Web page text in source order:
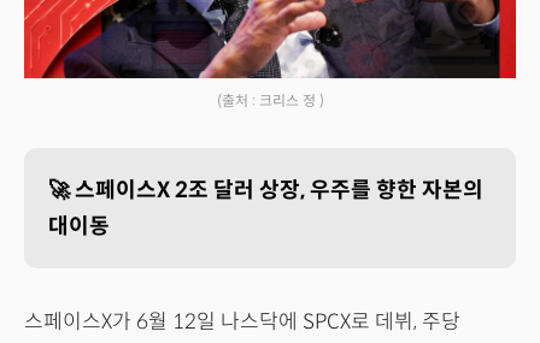
(출처 : 크리스 정 )
🚀 스페이스X 2조 달러 상장, 우주를 향한 자본의
대이동
스페이스X가 6월 12일 나스닥에 SPCX로 데뷔, 주당